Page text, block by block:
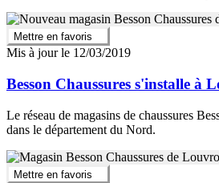
Mettre en favoris
Mis à jour le 12/03/2019
Besson Chaussures s'installe à
Le réseau de magasins de chaussures
dans le département du Nord.
Mettre en favoris